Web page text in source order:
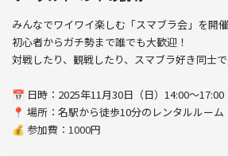
みんなでワイワイ楽しむ「スマブラ会」を開
初心者からガチ勢まで誰でも大歓迎！
対戦したり、観戦したり、スマブラ好き同士
📅 日時：2025年11月30日（日）14:00〜17:00
📍 場所：名駅から徒歩10分のレンタルルーム
💰 参加費：1000円